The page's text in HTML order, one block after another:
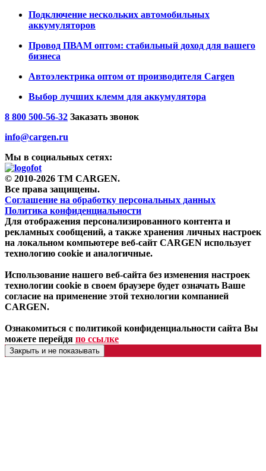
Подключение нескольких автомобильных
аккумуляторов
Провод ПВАМ оптом: стабильный доход для вашего
бизнеса
Автоэлектрика оптом от производителя Cargen
Выбор лучших клемм для аккумулятора
8 800 500-56-32 Заказать звонок
info@cargen.ru
Мы в социальных сетях:
© 2010-2026 TM CARGEN.
Все права защищены.
Соглашение на обработку персональных данных
Политика конфиденциальности
Для отображения персонализированного контента и
рекламных сообщений, а также хранения личных настроек
на локальном компьютере веб-сайт CARGEN использует
технологию cookie и аналогичные.
Использование нашего веб-сайта без изменения настроек
технологии cookie в своем браузере будет означать Ваше
согласие на применение этой технологии компанией
CARGEN.
Ознакомиться с политикой конфиденциальности сайта Вы
можете перейдя по ссылке
Закрыть и не показывать